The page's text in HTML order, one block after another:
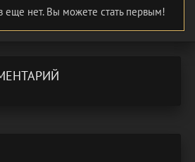
еще нет. Вы можете стать первым!